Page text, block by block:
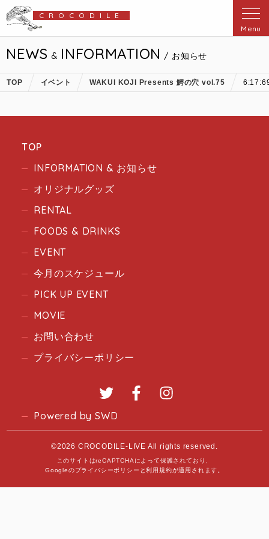
CROCODILE
Menu
NEWS & INFORMATION / お知らせ
TOP イベント WAKUI KOJI Presents 鰐の穴 vol.75
TOP
INFORMATION & お知らせ
オリジナルグッズ
RENTAL
FOODS & DRINKS
EVENT
今月のスケジュール
PICK UP EVENT
MOVIE
お問い合わせ
プライバシーポリシー
Twitter Facebook
Powered by SWD
©2026 CROCODILE-LIVE All rights reserved.
このサイトはreCAPTCHAによって保護されており、
Googleのプライバシーポリシー と利用規約が適用されます。